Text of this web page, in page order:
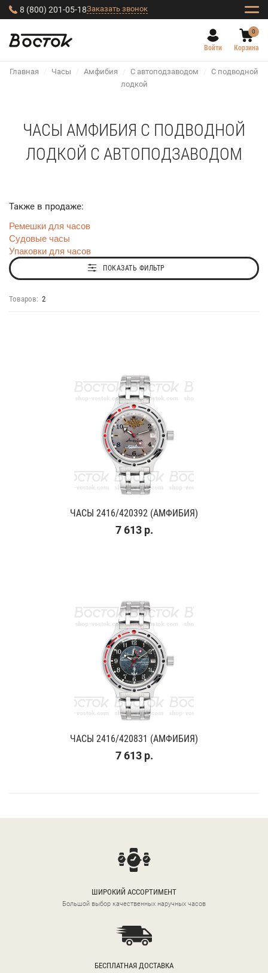
8 (800) 201-05-18Заказать звонок
Войти
0
Корзина
Главная / Часы / Амфибия / С автоподзаводом / С подводной
лодкой
ЧАСЫ АМФИБИЯ С ПОДВОДНОЙ
ЛОДКОЙ С АВТОПОДЗАВОДОМ
Также в продаже:
Ремешки для часов
Судовые часы
Упаковки для часов
ПОКАЗАТЬ ФИЛЬТР
Товаров: 2
ЧАСЫ 2416/420392 (АМФИБИЯ)
7 613 р.
ЧАСЫ 2416/420831 (АМФИБИЯ)
7 613 р.
ШИРОКИЙ АССОРТИМЕНТ
Большой выбор качественных наручных часов
БЕСПЛАТНАЯ ДОСТАВКА